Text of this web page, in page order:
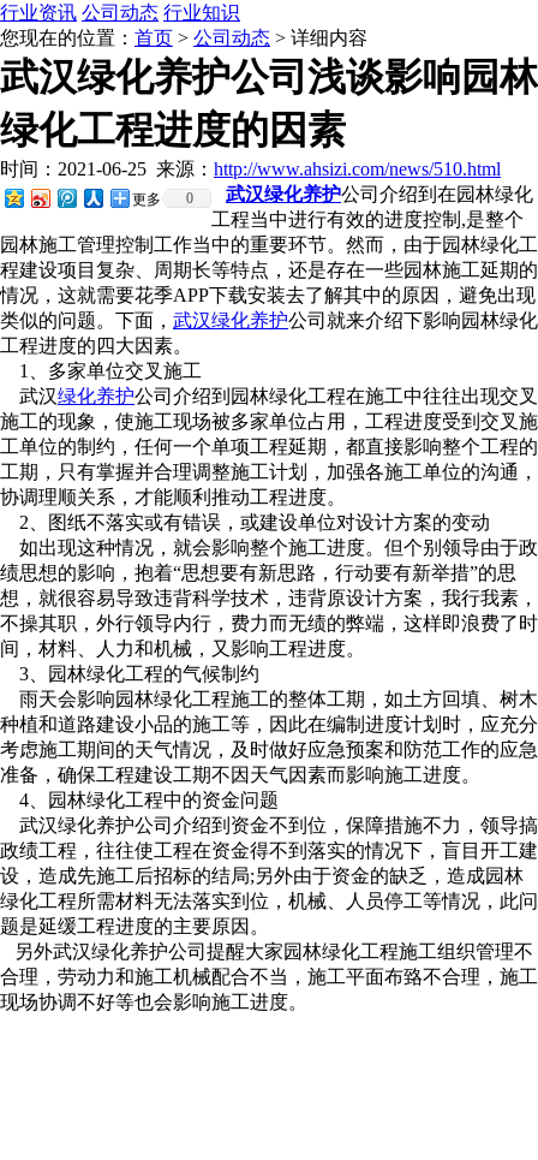
行业资讯 公司动态 行业知识
您现在的位置： 首页 > 公司动态 > 详细内容
武汉绿化养护公司浅谈影响园林
绿化工程进度的因素
时间：2021-06-25 来源： http://www.ahsizi.com/news/510.html
更多 0 武汉绿化养护公司介绍到在园林绿化
工程当中进行有效的进度控制,是整个
园林施工管理控制工作当中的重要环节。然而，由于园林绿化工
程建设项目复杂、周期长等特点，还是存在一些园林施工延期的
情况，这就需要花季APP下载安装去了解其中的原因，避免出现
类似的问题。下面， 武汉绿化养护公司就来介绍下影响园林绿化
工程进度的四大因素。
1、多家单位交叉施工
武汉绿化养护公司介绍到园林绿化工程在施工中往往出现交叉
施工的现象，使施工现场被多家单位占用，工程进度受到交叉施
工单位的制约，任何一个单项工程延期，都直接影响整个工程的
工期，只有掌握并合理调整施工计划，加强各施工单位的沟通，
协调理顺关系，才能顺利推动工程进度。
2、图纸不落实或有错误，或建设单位对设计方案的变动
如出现这种情况，就会影响整个施工进度。但个别领导由于政
绩思想的影响，抱着“思想要有新思路，行动要有新举措”的思
想，就很容易导致违背科学技术，违背原设计方案，我行我素，
不操其职，外行领导内行，费力而无绩的弊端，这样即浪费了时
间，材料、人力和机械，又影响工程进度。
3、园林绿化工程的气候制约
雨天会影响园林绿化工程施工的整体工期，如土方回填、树木
种植和道路建设小品的施工等，因此在编制进度计划时，应充分
考虑施工期间的天气情况，及时做好应急预案和防范工作的应急
准备，确保工程建设工期不因天气因素而影响施工进度。
4、园林绿化工程中的资金问题
武汉绿化养护公司介绍到资金不到位，保障措施不力，领导搞
政绩工程，往往使工程在资金得不到落实的情况下，盲目开工建
设，造成先施工后招标的结局;另外由于资金的缺乏，造成园林
绿化工程所需材料无法落实到位，机械、人员停工等情况，此问
题是延缓工程进度的主要原因。
另外武汉绿化养护公司提醒大家园林绿化工程施工组织管理不
合理，劳动力和施工机械配合不当，施工平面布臵不合理，施工
现场协调不好等也会影响施工进度。